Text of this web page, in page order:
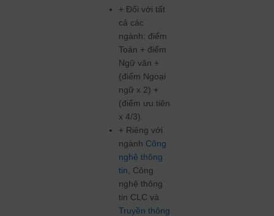
+ Đối với tất
cả các
ngành: điểm
Toán + điểm
Ngữ văn +
(điểm Ngoại
ngữ x 2) +
(điểm ưu tiên
x 4/3).
+ Riêng với
ngành Công
nghệ thông
tin , Công
nghệ thông
tin CLC và
Truyền thông